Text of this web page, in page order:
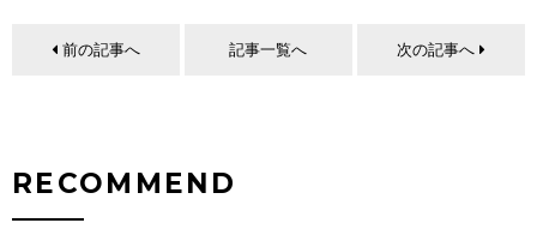
前の記事へ 記事一覧へ 次の記事へ
RECOMMEND